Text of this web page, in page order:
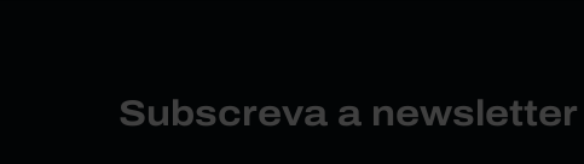
Subscreva a